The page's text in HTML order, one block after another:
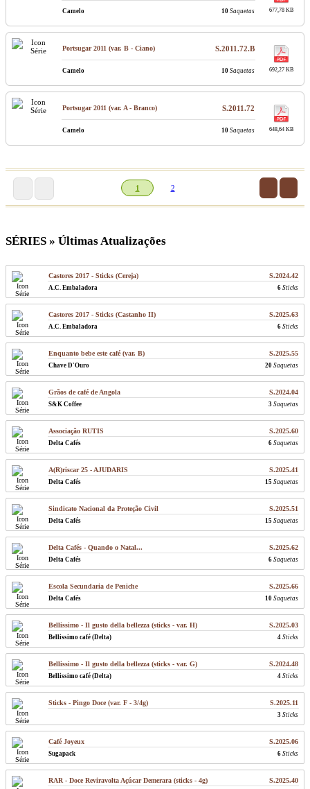
677,78 KB
Camelo 10 Saquetas
Portsugar 2011 (var. B - Ciano) S.2011.72.B
692,27 KB
Camelo 10 Saquetas
Portsugar 2011 (var. A - Branco) S.2011.72
648,64 KB
Camelo 10 Saquetas
1 2
SÉRIES » Últimas Atualizações
Castores 2017 - Sticks (Cereja) S.2024.42
A.C. Embaladora 6 Sticks
Castores 2017 - Sticks (Castanho II) S.2025.63
A.C. Embaladora 6 Sticks
Enquanto bebe este café (var. B) S.2025.55
Chave D'Ouro 20 Saquetas
Grãos de café de Angola S.2024.04
S&K Coffee 3 Saquetas
Associação RUTIS S.2025.60
Delta Cafés 6 Saquetas
A(R)riscar 25 - AJUDARIS S.2025.41
Delta Cafés 15 Saquetas
Sindicato Nacional da Proteção Civil S.2025.51
Delta Cafés 15 Saquetas
Delta Cafés - Quando o Natal... S.2025.62
Delta Cafés 6 Saquetas
Escola Secundaria de Peniche S.2025.66
Delta Cafés 10 Saquetas
Bellissimo - Il gusto della bellezza (sticks - var. H) S.2025.03
Bellissimo café (Delta) 4 Sticks
Bellissimo - Il gusto della bellezza (sticks - var. G) S.2024.48
Bellissimo café (Delta) 4 Sticks
Sticks - Pingo Doce (var. F - 3/4g) S.2025.11
3 Sticks
Café Joyeux S.2025.06
Sugapack 6 Sticks
RAR - Doce Reviravolta Açúcar Demerara (sticks - 4g) S.2025.40